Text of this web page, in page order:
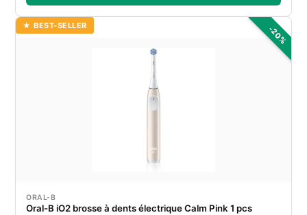
-20%
★ BEST-SELLER
ORAL-B
Oral-B iO2 brosse à dents électrique Calm Pink 1 pcs